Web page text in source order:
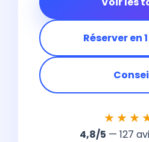
Réserver en
4,8/5 — 127